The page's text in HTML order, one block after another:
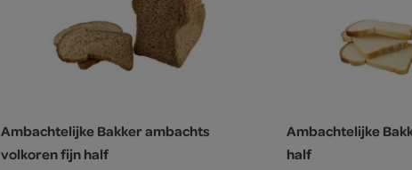
Ambachtelijke Bakker ambachts
volkoren fijn half
Ambachtelijke
half